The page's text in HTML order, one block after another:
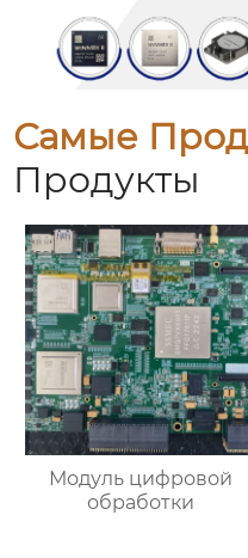
Самые
Продукты
Модуль цифровой
обработки